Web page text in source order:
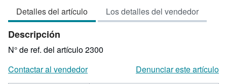
de
5
Detalles del artículo Los detalles del vendedor
Descripción
N° de ref. del artículo 2300
Contactar al vendedor
Denunciar este artículo